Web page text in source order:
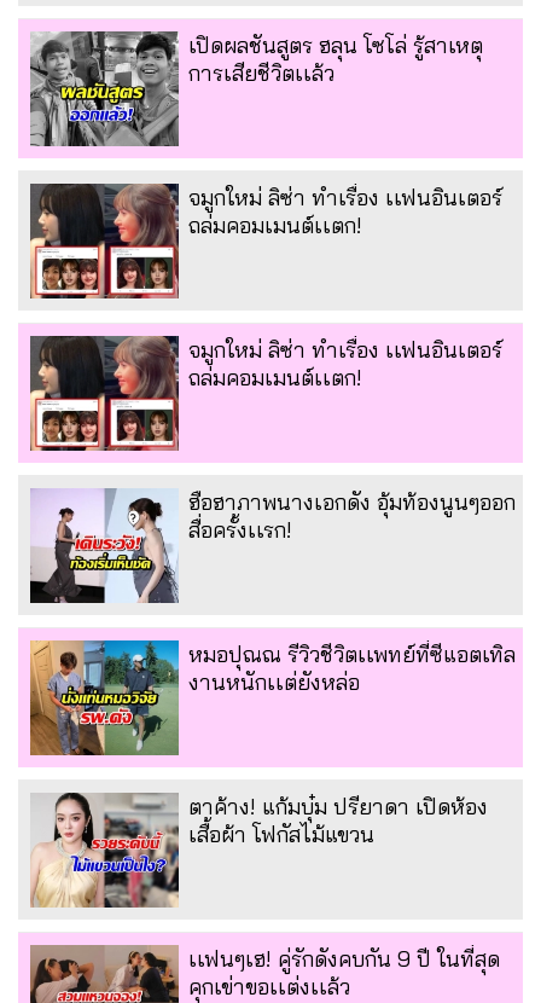
เปิดผลชันสูตร ฮลุน โซโล่ รู้สาเหตุ
การเสียชีวิตเเล้ว
จมูกใหม่ ลิซ่า ทำเรื่อง เเฟนอินเตอร์
ถล่มคอมเมนต์เเตก!
จมูกใหม่ ลิซ่า ทำเรื่อง เเฟนอินเตอร์
ถล่มคอมเมนต์เเตก!
ฮือฮาภาพนางเอกดัง อุ้มท้องนูนๆออก
สื่อครั้งเเรก!
หมอปุณณ รีวิวชีวิตเเพทย์ที่ซีแอตเทิล
งานหนักเเต่ยังหล่อ
ตาค้าง! แก้มบุ๋ม ปรียาดา เปิดห้อง
เสื้อผ้า โฟกัสไม้แขวน
เเฟนๆเฮ! คู่รักดังคบกัน 9 ปี ในที่สุด
คุกเข่าขอเเต่งเเล้ว